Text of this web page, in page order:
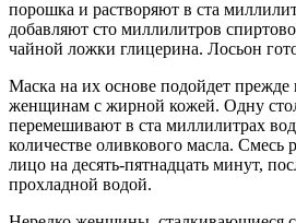
порошка и растворяют в ста
добавляют сто миллилитров
чайной ложки глицерина. Лосьон
Маска на их основе подойдет прежде
женщинам с жирной кожей. Одну
перемешивают в ста миллилитрах
количестве оливкового масла. Смесь
лицо на десять-пятнадцать минут,
прохладной водой.